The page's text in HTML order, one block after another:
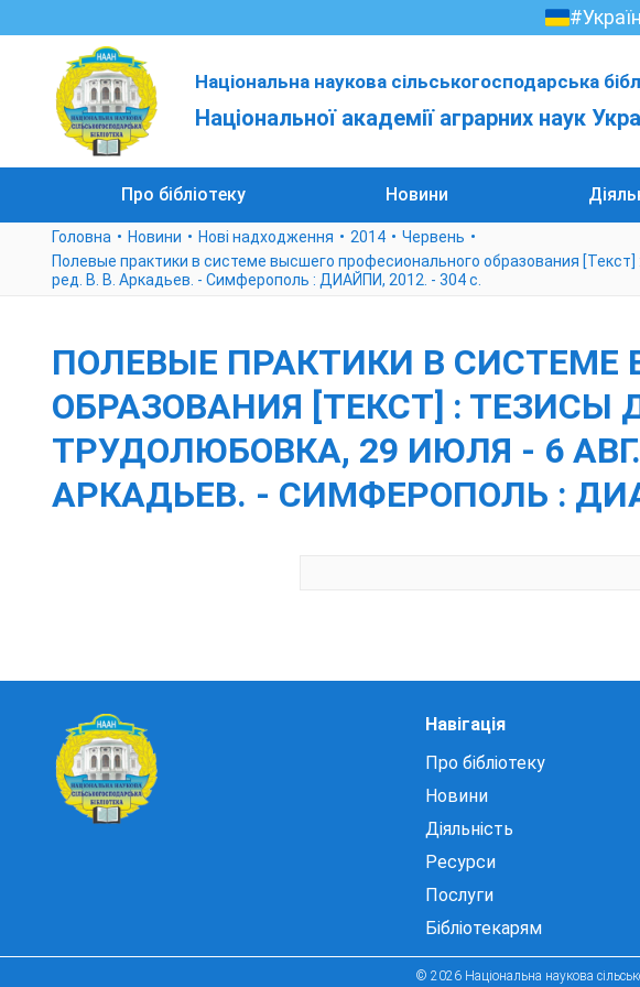
Національна наукова сільськогосподарська
Національної академії аграрних наук
Про бібліотеку Новини
Головна Новини Нові надходження 2014
Червень
Полевые практики в системе высшего професионального образования
ред. В. В. Аркадьев. - Симферополь : ДИАЙПИ, 2012. - 304 с.
ПОЛЕВЫЕ ПРАКТИКИ В
ОБРАЗОВАНИЯ [ТЕКСТ] :
ТРУДОЛЮБОВКА, 29 ИЮЛЯ - 6 АВГ.
АРКАДЬЕВ. - СИМФЕРОПОЛЬ :
Навігація
Про бібліотеку
Новини
Діяльність
Ресурси
Послуги
Бібліотекарям
© 2026 Національна наукова